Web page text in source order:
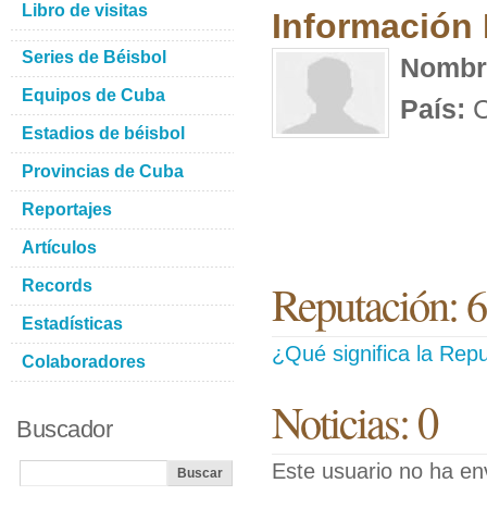
Información
País:
Reputación:
¿Qué significa la
Noticias: 0
Este usuario no ha
Libro de visitas
Series de Béisbol
Equipos de Cuba
Estadios de béisbol
Provincias de Cuba
Reportajes
Artículos
Records
Estadísticas
Colaboradores
Buscador